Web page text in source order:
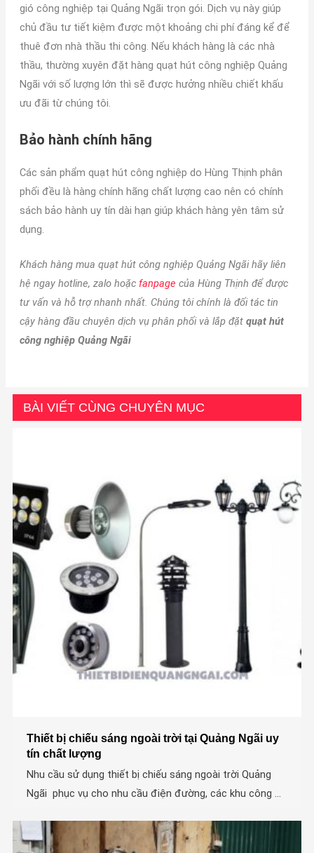
gió công nghiệp tại Quảng Ngãi trọn gói. Dịch vụ này giúp
chủ đầu tư tiết kiệm được một khoảng chi phí đáng kể để
thuê đơn nhà thầu thi công. Nếu khách hàng là các nhà
thầu, thường xuyên đặt hàng quạt hút công nghiệp Quảng
Ngãi với số lượng lớn thì sẽ được hưởng nhiều chiết khấu
ưu đãi từ chúng tôi.
Bảo hành chính hãng
Các sản phẩm quạt hút công nghiệp do Hùng Thịnh phân
phối đều là hàng chính hãng chất lượng cao nên có chính
sách bảo hành uy tín dài hạn giúp khách hàng yên tâm sử
dụng.
Khách hàng mua quạt hút công nghiệp Quảng Ngãi hãy liên
hệ ngay hotline, zalo hoặc fanpage của Hùng Thịnh để được
tư vấn và hỗ trợ nhanh nhất. Chúng tôi chính là đối tác tin
cậy hàng đầu chuyên dịch vụ phân phối và lắp đặt quạt hút
công nghiệp Quảng Ngãi
BÀI VIẾT CÙNG CHUYÊN MỤC
Thiết bị chiếu sáng ngoài trời tại Quảng Ngãi uy
tín chất lượng
Nhu cầu sử dụng thiết bị chiếu sáng ngoài trời Quảng
Ngãi phục vụ cho nhu cầu điện đường, các khu công ...